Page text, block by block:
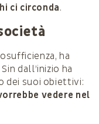
ci circonda.
ha
dall’inizio ha
dei suoi obiettivi:
vedere nel